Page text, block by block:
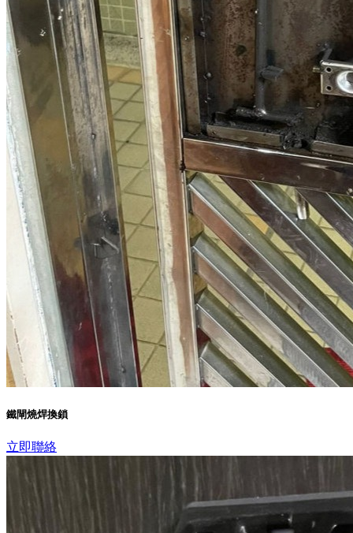
鐵閘燒焊換鎖
立即聯絡